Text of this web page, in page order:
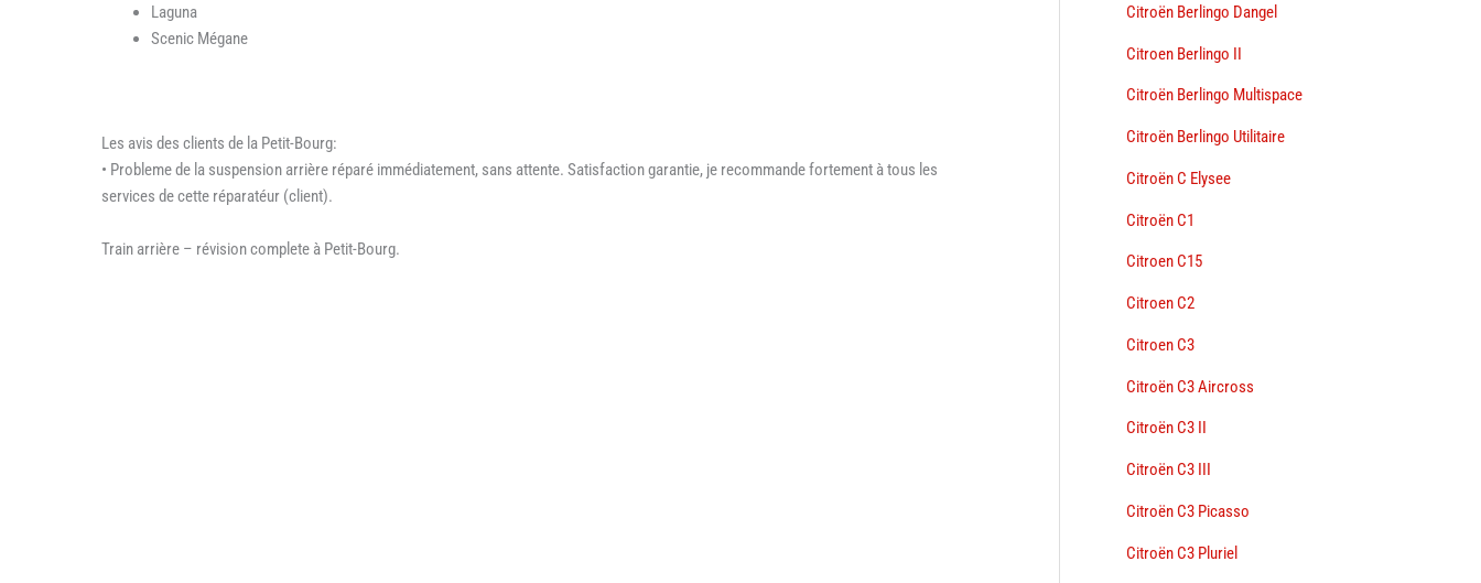
Laguna
Scenic Mégane
Les avis des clients de la Petit-Bourg:
• Probleme de la suspension arrière réparé immédiatement, sans attente. Satisfaction garantie, je recommande fortement à tous les
services de cette réparatéur (client).
Train arrière – révision complete à Petit-Bourg.
Citroën Berlingo Dangel
Citroen Berlingo II
Citroën Berlingo Multispace
Citroën Berlingo Utilitaire
Citroën C Elysee
Citroën C1
Citroen C15
Citroen C2
Citroen C3
Citroën C3 Aircross
Citroën C3 II
Citroën C3 III
Citroën C3 Picasso
Citroën C3 Pluriel